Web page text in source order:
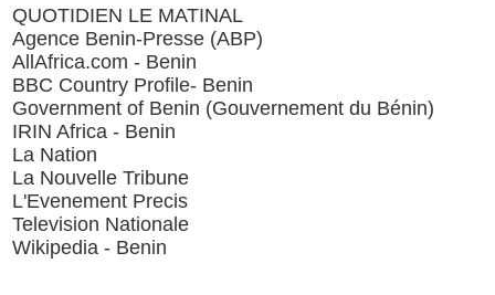
QUOTIDIEN LE MATINAL
Agence Benin-Presse (ABP)
AllAfrica.com - Benin
BBC Country Profile- Benin
Government of Benin (Gouvernement du Bénin)
IRIN Africa - Benin
La Nation
La Nouvelle Tribune
L'Evenement Precis
Television Nationale
Wikipedia - Benin